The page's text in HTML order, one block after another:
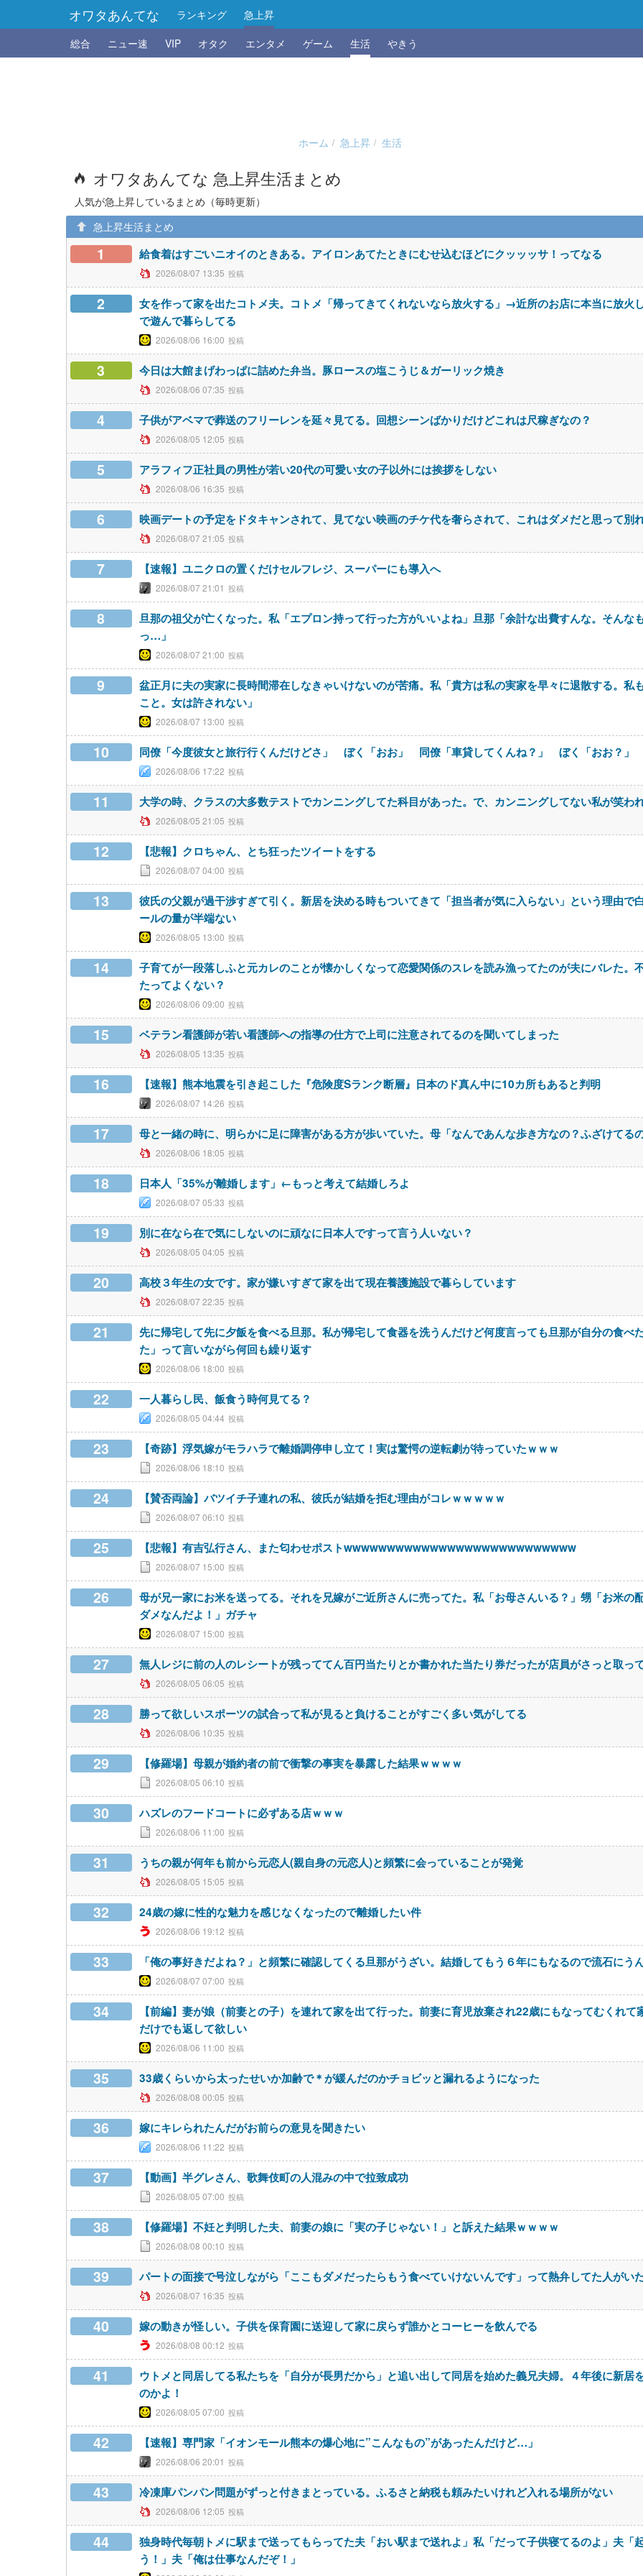
オワタあんてな ランキング
急上昇
総合
ニュー速 VIP オタク エンタメ ゲーム 生活 やきう
ホーム 急上昇 生活
オワタあんてな 急上昇生活まとめ
人気が急上昇しているまとめ（毎時更新）
急上昇生活まとめ
1 給食着はすごいニオイのときある。アイロンあてたときにむせ込むほどにクッッッサ！ってなる
2026/08/07 13:35
2
女を作って家を出たコトメ夫。コトメ「帰ってきてくれないなら放火する」→近所のお店に本当に放
で遊んで暮らしてる
2026/08/06 16:00
3 今日は大館まげわっぱに詰めた弁当。豚ロースの塩こうじ＆ガーリック焼き
2026/08/06 07:35
4 子供がアベマで葬送のフリーレンを延々見てる。回想シーンばかりだけどこれは尺稼ぎなの？
2026/08/05 12:05
5 アラフィフ正社員の男性が若い20代の可愛い女の子以外には挨拶をしない
2026/08/06 16:35
6 映画デートの予定をドタキャンされて、見てない映画のチケ代を奢らされて、これはダメだと思って別
2026/08/07 21:05
7 【速報】ユニクロの置くだけセルフレジ、スーパーにも導入へ
2026/08/07 21:01
8
旦那の祖父が亡くなった。私「エプロン持って行った方がいいよね」旦那「余計な出費すんな。そんな
っ…」
2026/08/07 21:00
9
盆正月に夫の実家に長時間滞在しなきゃいけないのが苦痛。私「貴方は私の実家を早々に退散する。私
こと。女は許されない」
2026/08/07 13:00
10 同僚「今度彼女と旅行行くんだけどさ」 ぼく「おお」 同僚「車貸してくんね？」 ぼく「おお？」
2026/08/06 17:22
11 大学の時、クラスの大多数テストでカンニングしてた科目があった。で、カンニングしてない私が笑わ
2026/08/05 21:05
12 【悲報】クロちゃん、とち狂ったツイートをする
2026/08/07 04:00
13
彼氏の父親が過干渉すぎて引く。新居を決める時もついてきて「担当者が気に入らない」という理由で
ールの量が半端ない
2026/08/05 13:00
14
子育てが一段落しふと元カレのことが懐かしくなって恋愛関係のスレを読み漁ってたのが夫にバレた。
たってよくない？
2026/08/06 09:00
15 ベテラン看護師が若い看護師への指導の仕方で上司に注意されてるのを聞いてしまった
2026/08/05 13:35
16 【速報】熊本地震を引き起こした『危険度Sランク断層』日本のド真ん中に10カ所もあると判明
2026/08/07 14:26
17 母と一緒の時に、明らかに足に障害がある方が歩いていた。母「なんであんな歩き方なの？ふざけてる
2026/08/06 18:05
18 日本人「35%が離婚します」←もっと考えて結婚しろよ
2026/08/07 05:33
19 別に在なら在で気にしないのに頑なに日本人ですって言う人いない？
2026/08/05 04:05
20 高校３年生の女です。家が嫌いすぎて家を出て現在養護施設で暮らしています
2026/08/07 22:35
21
先に帰宅して先に夕飯を食べる旦那。私が帰宅して食器を洗うんだけど何度言っても旦那が自分の食べ
た」って言いながら何回も繰り返す
2026/08/06 18:00
22 一人暮らし民、飯食う時何見てる？
2026/08/05 04:44
23 【奇跡】浮気嫁がモラハラで離婚調停申し立て！実は驚愕の逆転劇が待っていたｗｗｗ
2026/08/06 18:10
24 【賛否両論】バツイチ子連れの私、彼氏が結婚を拒む理由がコレｗｗｗｗｗ
2026/08/07 06:10
25 【悲報】有吉弘行さん、また匂わせポストwwwwwwwwwwwwwwwwwwwwwwwwwww
2026/08/07 15:00
26
母が兄一家にお米を送ってる。それを兄嫁がご近所さんに売ってた。私「お母さんいる？」甥「お米の
ダメなんだよ！」ガチャ
2026/08/07 15:00
27 無人レジに前の人のレシートが残っててん百円当たりとか書かれた当たり券だったが店員がさっと取っ
2026/08/05 06:05
28 勝って欲しいスポーツの試合って私が見ると負けることがすごく多い気がしてる
2026/08/06 10:35
29 【修羅場】母親が婚約者の前で衝撃の事実を暴露した結果ｗｗｗｗ
2026/08/05 06:10
30 ハズレのフードコートに必ずある店ｗｗｗ
2026/08/06 11:00
31 うちの親が何年も前から元恋人(親自身の元恋人)と頻繁に会っていることが発覚
2026/08/05 15:05
32 24歳の嫁に性的な魅力を感じなくなったので離婚したい件
2026/08/06 19:12
33 「俺の事好きだよね？」と頻繁に確認してくる旦那がうざい。結婚してもう６年にもなるので流石にう
2026/08/07 07:00
34
【前編】妻が娘（前妻との子）を連れて家を出て行った。前妻に育児放棄され22歳にもなってむくれ
だけでも返して欲しい
2026/08/06 11:00
35 33歳くらいから太ったせいか加齢で＊が緩んだのかチョビッと漏れるようになった
2026/08/08 00:05
36 嫁にキレられたんだがお前らの意見を聞きたい
2026/08/06 11:22
37 【動画】半グレさん、歌舞伎町の人混みの中で拉致成功
2026/08/05 07:00
38 【修羅場】不妊と判明した夫、前妻の娘に「実の子じゃない！」と訴えた結果ｗｗｗｗ
2026/08/08 00:10
39 パートの面接で号泣しながら「ここもダメだったらもう食べていけないんです」って熱弁してた人がい
2026/08/07 16:35
40 嫁の動きが怪しい。子供を保育園に送迎して家に戻らず誰かとコーヒーを飲んでる
2026/08/08 00:12
41
ウトメと同居してる私たちを「自分が長男だから」と追い出して同居を始めた義兄夫婦。４年後に新
のかよ！
2026/08/05 07:00
42 【速報】専門家「イオンモール熊本の爆心地に”こんなもの”があったんだけど…」
2026/08/06 20:01
43 冷凍庫パンパン問題がずっと付きまとっている。ふるさと納税も頼みたいけれど入れる場所がない
2026/08/06 12:05
44
独身時代毎朝トメに駅まで送ってもらってた夫「おい駅まで送れよ」私「だって子供寝てるのよ」夫「
う！」夫「俺は仕事なんだぞ！」